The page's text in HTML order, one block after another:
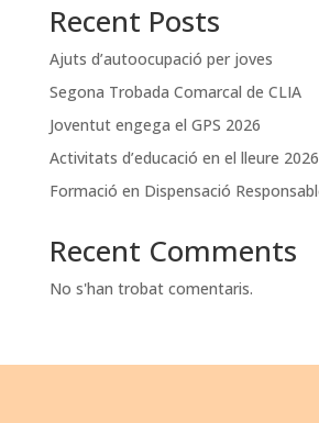
Recent Posts
Ajuts d’autoocupació per joves
Segona Trobada Comarcal de CLIA
Joventut engega el GPS 2026
Activitats d’educació en el lleure 2026
Formació en Dispensació
Recent Comments
No s'han trobat comentaris.